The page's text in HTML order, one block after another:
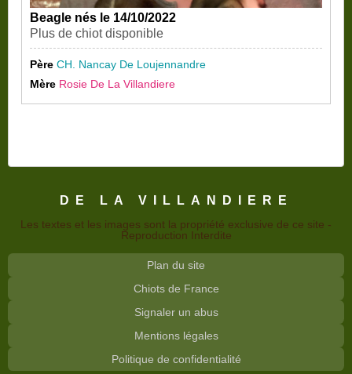
Beagle nés le 14/10/2022
Plus de chiot disponible
Père CH. Nancay De Loujennandre
Mère Rosie De La Villandiere
DE LA VILLANDIERE
Les textes et les images sont la propriété exclusive de ce site -
Reproduction Interdite
Plan du site
Chiots de France
Signaler un abus
Mentions légales
Politique de confidentialité